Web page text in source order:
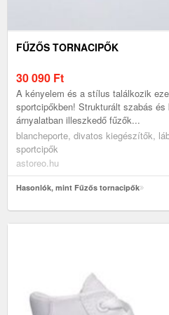
FŰZŐS TORNACIPŐK
30 090 Ft
A kényelem és a stílus találkozik
sportcipőkben! Strukturált szabás
árnyalatban illeszkedő fűzők...
blancheporte, divatos kiegészítők,
sportcipők
astoreo.hu
Hasonlók, mint Fűzős tornacipők